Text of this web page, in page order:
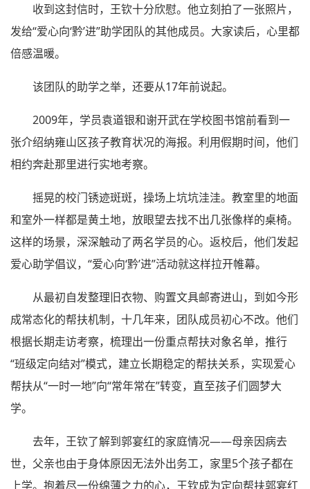
收到这封信时，王钦十分欣慰。他立刻拍了一张照片，
发给“爱心向‘黔’进”助学团队的其他成员。大家读后，心里都
倍感温暖。
该团队的助学之举，还要从17年前说起。
2009年，学员袁道银和谢开武在学校图书馆前看到一
张介绍纳雍山区孩子教育状况的海报。利用假期时间，他们
相约奔赴那里进行实地考察。
摇晃的校门锈迹斑斑，操场上坑坑洼洼。教室里的地面
和室外一样都是黄土地，放眼望去找不出几张像样的桌椅。
这样的场景，深深触动了两名学员的心。返校后，他们发起
爱心助学倡议，“爱心向‘黔’进”活动就这样拉开帷幕。
从最初自发整理旧衣物、购置文具邮寄进山，到如今形
成常态化的帮扶机制，十几年来，团队成员初心不改。他们
根据长期走访考察，梳理出一份重点帮扶对象名单，推行
“班级定向结对”模式，建立长期稳定的帮扶关系，实现爱心
帮扶从“一时一地”向“常年常在”转变，直至孩子们圆梦大
学。
去年，王钦了解到郭宴红的家庭情况——母亲因病去
世，父亲也由于身体原因无法外出务工，家里5个孩子都在
上学。抱着尽一份绵薄之力的心，王钦成为定向帮扶郭宴红